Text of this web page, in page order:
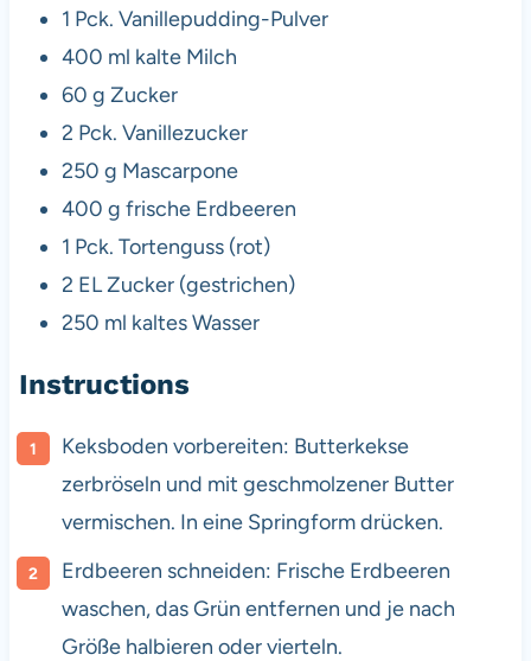
1 Pck. Vanillepudding-Pulver
400 ml kalte Milch
60 g Zucker
2 Pck. Vanillezucker
250 g Mascarpone
400 g frische Erdbeeren
1 Pck. Tortenguss (rot)
2 EL Zucker (gestrichen)
250 ml kaltes Wasser
Instructions
Keksboden vorbereiten: Butterkekse
zerbröseln und mit geschmolzener Butter
vermischen. In eine Springform drücken.
Erdbeeren schneiden: Frische Erdbeeren
waschen, das Grün entfernen und je nach
Größe halbieren oder vierteln.